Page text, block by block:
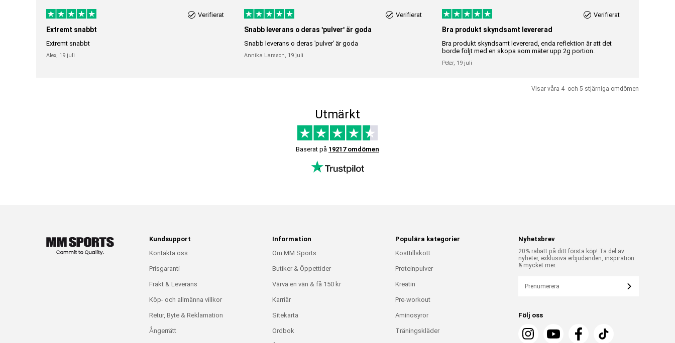
Verifierat
Extremt snabbt
Extremt snabbt
Alex, 19 juli
Verifierat
Snabb leverans o deras 'pulver' är goda
Snabb leverans o deras 'pulver' är goda
Annika Larsson, 19 juli
Verifierat
Bra produkt skyndsamt levererad
Bra produkt skyndsamt levererad, enda reflektion är att det
borde följt med en skopa som mäter upp 2g portion.
Peter, 19 juli
Visar våra 4- och 5-stjärniga omdömen
Utmärkt
Baserat på 19217 omdömen
Kundsupport
Kontakta oss
Prisgaranti
Frakt & Leverans
Köp- och allmänna villkor
Retur, Byte & Reklamation
Ångerrätt
Information
Om MM Sports
Butiker & Öppettider
Värva en vän & få 150 kr
Karriär
Sitekarta
Ordbok
Populära kategorier
Kosttillskott
Proteinpulver
Kreatin
Pre-workout
Aminosyror
Träningskläder
Nyhetsbrev
20% rabatt på ditt första köp! Ta del av
nyheter, exklusiva erbjudanden, inspiration
& mycket mer.
Prenumerera
Följ oss